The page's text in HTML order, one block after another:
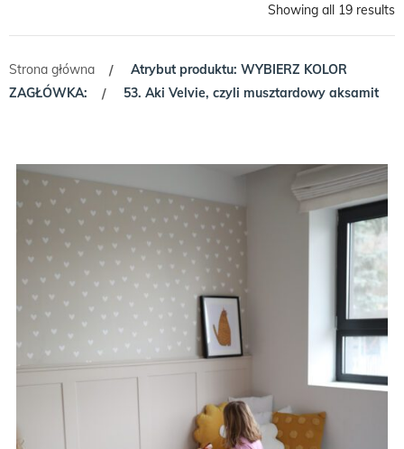
Showing all 19 results
Strona główna /
Atrybut produktu: WYBIERZ KOLOR
ZAGŁÓWKA:
/ 53. Aki Velvie, czyli musztardowy aksamit